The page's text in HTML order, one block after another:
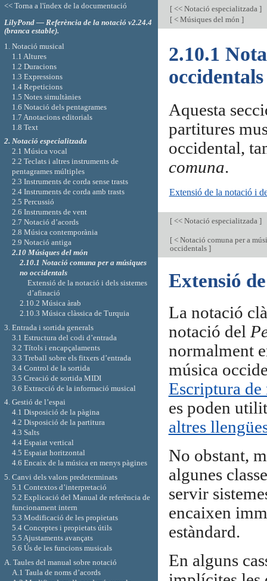
[<< Notació especialitzada ]
[< Músiques del món ]
2.10.1
occidentals
Aquesta
partitures
occidental,
comuna.
Extensió de la notació i
[<< Notació especialitzada ]
[< Notació comuna per a
occidentals ]
Extensió
La notació
notació del
normalment
música
Escriptura de
es poden
altres
No obstant,
algunes
servir
encaixen
estàndard.
En alguns
<< Torna a l'índex de la documentació
LilyPond — Referència de la notació v2.24.4
(branca estable).
1. Notació musical
1.1 Altures
1.2 Duracions
1.3 Expressions
1.4 Repeticions
1.5 Notes simultànies
1.6 Notació dels pentagrames
1.7 Anotacions editorials
1.8 Text
2. Notació especialitzada
2.1 Música vocal
2.2 Teclats i altres instruments de
pentagrames múltiples
2.3 Instruments de corda sense trasts
2.4 Instruments de corda amb trasts
2.5 Percussió
2.6 Instruments de vent
2.7 Notació d’acords
2.8 Música contemporània
2.9 Notació antiga
2.10 Músiques del món
2.10.1 Notació comuna per a músiques
no occidentals
Extensió de la notació i dels sistemes
d’afinació
2.10.2 Música àrab
2.10.3 Música clàssica de Turquia
3. Entrada i sortida generals
3.1 Estructura del codi d’entrada
3.2 Títols i encapçalaments
3.3 Treball sobre els fitxers d’entrada
3.4 Control de la sortida
3.5 Creació de sortida MIDI
3.6 Extracció de la informació musical
4. Gestió de l’espai
4.1 Disposició de la pàgina
4.2 Disposició de la partitura
4.3 Salts
4.4 Espaiat vertical
4.5 Espaiat horitzontal
4.6 Encaix de la música en menys pàgines
5. Canvi dels valors predeterminats
5.1 Contextos d’interpretació
5.2 Explicació del Manual de referència de
funcionament intern
5.3 Modificació de les propietats
5.4 Conceptes i propietats útils
5.5 Ajustaments avançats
5.6 Ús de les funcions musicals
A. Taules del manual sobre notació
A.1 Taula de noms d’acords